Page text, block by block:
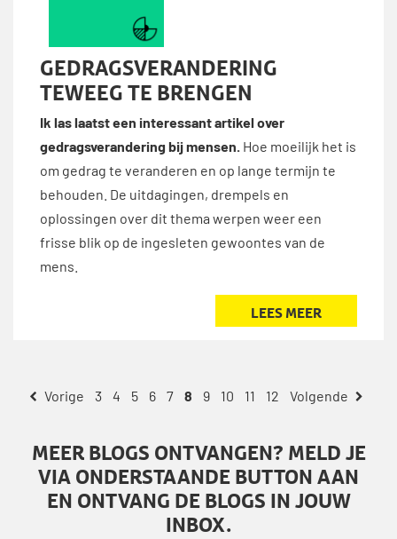
GEDRAGSVERANDERING
TEWEEG TE BRENGEN
Ik las laatst een interessant artikel over
gedragsverandering bij mensen. Hoe moeilijk het is
om gedrag te veranderen en op lange termijn te
behouden. De uitdagingen, drempels en
oplossingen over dit thema werpen weer een
frisse blik op de ingesleten gewoontes van de
mens.
LEES MEER
3 4 5 6 7 8 9 10 11 12
MEER BLOGS ONTVANGEN? MELD JE
VIA ONDERSTAANDE BUTTON AAN
EN ONTVANG DE BLOGS IN JOUW
INBOX.